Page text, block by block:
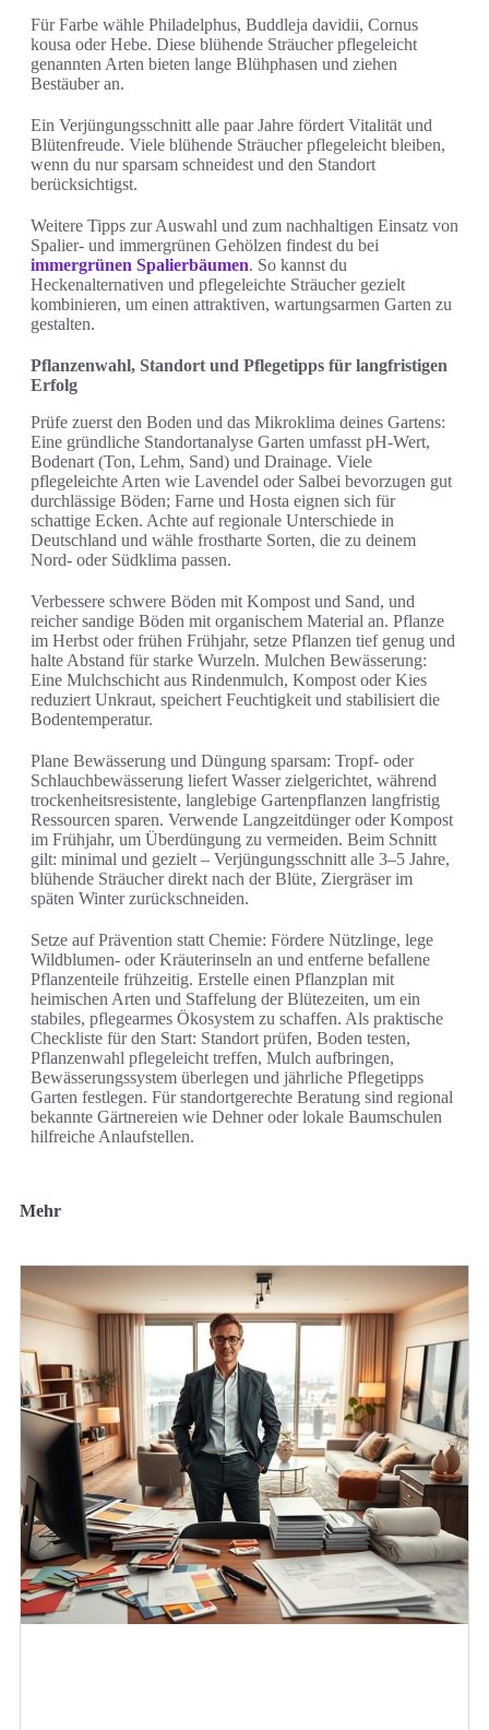
Für Farbe wähle Philadelphus, Buddleja davidii, Cornus
kousa oder Hebe. Diese blühende Sträucher pflegeleicht
genannten Arten bieten lange Blühphasen und ziehen
Bestäuber an.
Ein Verjüngungsschnitt alle paar Jahre fördert Vitalität und
Blütenfreude. Viele blühende Sträucher pflegeleicht bleiben,
wenn du nur sparsam schneidest und den Standort
berücksichtigst.
Weitere Tipps zur Auswahl und zum nachhaltigen Einsatz von
Spalier- und immergrünen Gehölzen findest du bei
immergrünen Spalierbäumen. So kannst du
Heckenalternativen und pflegeleichte Sträucher gezielt
kombinieren, um einen attraktiven, wartungsarmen Garten zu
gestalten.
Pflanzenwahl, Standort und Pflegetipps für langfristigen
Erfolg
Prüfe zuerst den Boden und das Mikroklima deines Gartens:
Eine gründliche Standortanalyse Garten umfasst pH-Wert,
Bodenart (Ton, Lehm, Sand) und Drainage. Viele
pflegeleichte Arten wie Lavendel oder Salbei bevorzugen gut
durchlässige Böden; Farne und Hosta eignen sich für
schattige Ecken. Achte auf regionale Unterschiede in
Deutschland und wähle frostharte Sorten, die zu deinem
Nord- oder Südklima passen.
Verbessere schwere Böden mit Kompost und Sand, und
reicher sandige Böden mit organischem Material an. Pflanze
im Herbst oder frühen Frühjahr, setze Pflanzen tief genug und
halte Abstand für starke Wurzeln. Mulchen Bewässerung:
Eine Mulchschicht aus Rindenmulch, Kompost oder Kies
reduziert Unkraut, speichert Feuchtigkeit und stabilisiert die
Bodentemperatur.
Plane Bewässerung und Düngung sparsam: Tropf- oder
Schlauchbewässerung liefert Wasser zielgerichtet, während
trockenheitsresistente, langlebige Gartenpflanzen langfristig
Ressourcen sparen. Verwende Langzeitdünger oder Kompost
im Frühjahr, um Überdüngung zu vermeiden. Beim Schnitt
gilt: minimal und gezielt – Verjüngungsschnitt alle 3–5 Jahre,
blühende Sträucher direkt nach der Blüte, Ziergräser im
späten Winter zurückschneiden.
Setze auf Prävention statt Chemie: Fördere Nützlinge, lege
Wildblumen- oder Kräuterinseln an und entferne befallene
Pflanzenteile frühzeitig. Erstelle einen Pflanzplan mit
heimischen Arten und Staffelung der Blütezeiten, um ein
stabiles, pflegearmes Ökosystem zu schaffen. Als praktische
Checkliste für den Start: Standort prüfen, Boden testen,
Pflanzenwahl pflegeleicht treffen, Mulch aufbringen,
Bewässerungssystem überlegen und jährliche Pflegetipps
Garten festlegen. Für standortgerechte Beratung sind regional
bekannte Gärtnereien wie Dehner oder lokale Baumschulen
hilfreiche Anlaufstellen.
Mehr